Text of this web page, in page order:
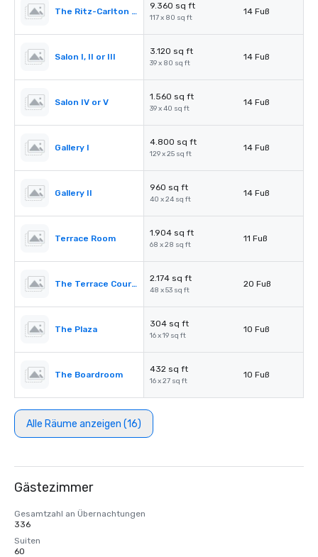
The Ritz-Carlton Ballroom
9.360 sq ft
117 x 80 sq ft
14 Fuß
Salon I, II or III
3.120 sq ft
39 x 80 sq ft
14 Fuß
Salon IV or V
1.560 sq ft
39 x 40 sq ft
14 Fuß
Gallery I
4.800 sq ft
129 x 25 sq ft
14 Fuß
Gallery II
960 sq ft
40 x 24 sq ft
14 Fuß
Terrace Room
1.904 sq ft
68 x 28 sq ft
11 Fuß
The Terrace Courtyard/Tent
2.174 sq ft
48 x 53 sq ft
20 Fuß
The Plaza
304 sq ft
16 x 19 sq ft
10 Fuß
The Boardroom
432 sq ft
16 x 27 sq ft
10 Fuß
Alle Räume anzeigen (16)
Gästezimmer
Gesamtzahl an Übernachtungen
336
Suiten
60